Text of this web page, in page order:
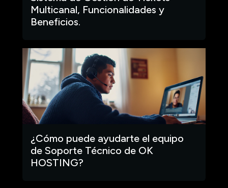
Multicanal, Funcionalidades y
Beneficios.
¿Cómo puede ayudarte el equipo
de Soporte Técnico de OK
HOSTING?